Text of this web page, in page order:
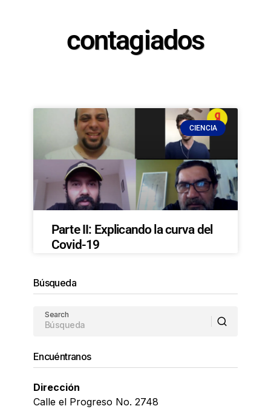
contagiados
CIENCIA
Parte II: Explicando la curva del
Covid-19
Búsqueda
Search
Encuéntranos
Dirección
Calle el Progreso No. 2748